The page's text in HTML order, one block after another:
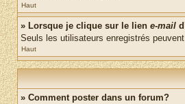
Haut
» Lorsque je clique sur le lien e-mail
Seuls les utilisateurs enregistrés
Haut
» Comment poster dans un forum?